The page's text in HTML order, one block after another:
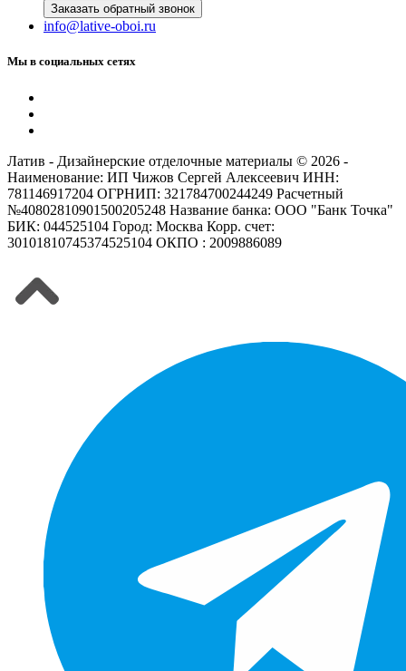
Заказать обратный звонок
info@lative-oboi.ru
Мы в социальных сетях
Латив - Дизайнерские отделочные материалы © 2026 -
Наименование: ИП Чижов Сергей Алексеевич ИНН:
781146917204 ОГРНИП: 321784700244249 Расчетный
№40802810901500205248 Название банка: ООО "Банк Точка"
БИК: 044525104 Город: Москва Корр. счет:
30101810745374525104 ОКПО : 2009886089